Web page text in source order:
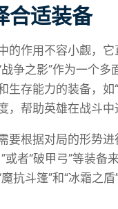
合适装备
的作用不容小觑，
争之影”作为一个
存能力的装备，如
帮助英雄在战斗中
要根据对局的形势
或者“破甲弓”等装
抗斗篷”和“冰霜之